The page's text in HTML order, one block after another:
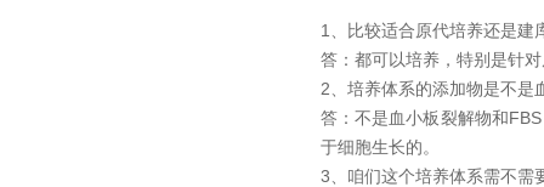
1、比较适合原代培养还是建
答：都可以培养，特别是针
2、培养体系的添加物是不是
答：不是血小板裂解物和
于细胞生长的。
3、咱们这个培养体系需不需